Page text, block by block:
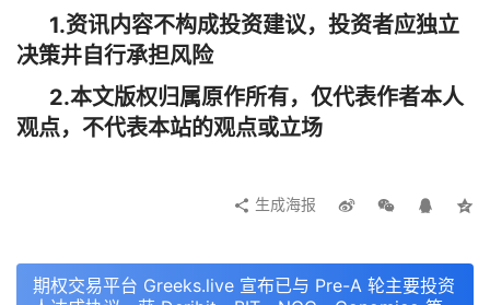
1.资讯内容不构成投资建议，投资者应独立
决策井自行承担风险
2.本文版权归属原作所有，仅代表作者本人
观点，不代表本站的观点或立场
生成海报
期权交易平台 Greeks.live 宣布已与 Pre-A 轮主要投资